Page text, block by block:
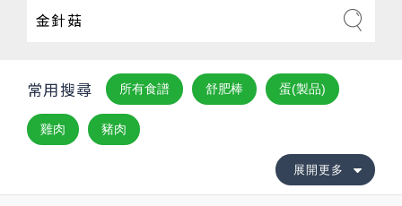
常用搜尋 所有食譜 舒肥棒 蛋(製品)
雞肉 豬肉
展開更多